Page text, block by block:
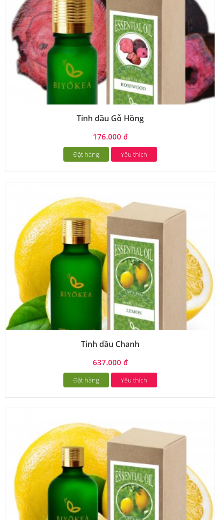
Tinh dầu Gỗ Hồng
176.000 đ
Đặt hàng Yêu thích
Tinh dầu Chanh
637.000 đ
Đặt hàng Yêu thích